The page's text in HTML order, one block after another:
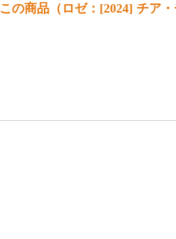
この商品（ロゼ：[2024] チア